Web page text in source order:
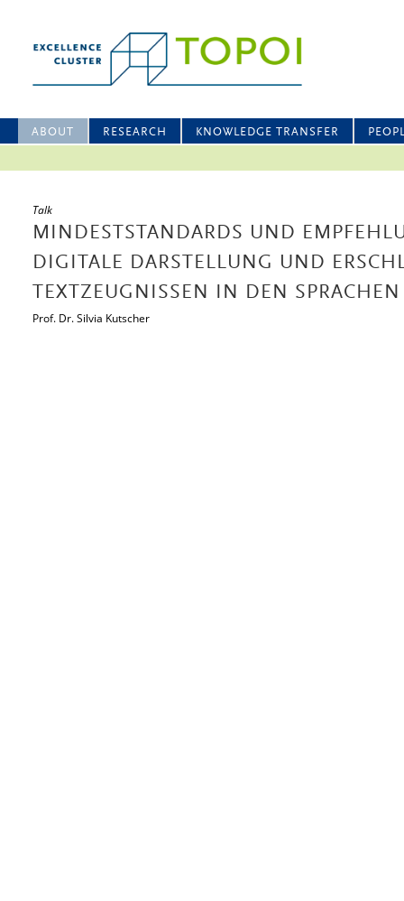
ABOUT RESEARCH KNOWLEDGE TRANSFER
Talk
MINDESTSTANDARDS UND
DIGITALE DARSTELLUNG UND
EXTZEUGNISSEN IN DEN SPRACHEN
Prof. Dr. Silvia Kutscher